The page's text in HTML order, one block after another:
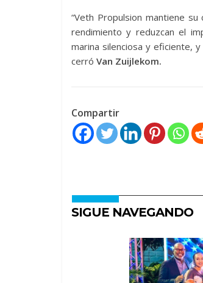
“Veth Propulsion mantiene
rendimiento y reduzcan el
marina silenciosa y eficiente,
cerró Van Zuijlekom.
Compartir
SIGUE NAVEGANDO